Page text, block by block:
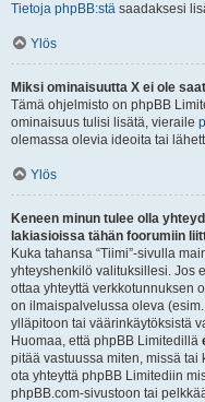
Tietoja phpBB:stä saadaksesi
Ylös
Miksi ominaisuutta X ei ole
Tämä ohjelmisto on phpBB
ominaisuus tulisi lisätä, vieraile
olemassa olevia ideoita tai
Ylös
Keneen minun tulee olla
lakiasioissa tähän foorumiin
Kuka tahansa “Tiimi”-sivulla
yhteyshenkilö valituksillesi. Jos
ottaa yhteyttä verkkotunnuksen
on ilmaispalvelussa oleva
ylläpitoon tai väärinkäytöksistä
Huomaa, että phpBB Limitedillä
pitää vastuussa miten, missä tai
ota yhteyttä phpBB Limitediin
phpBB.com-sivustoon tai